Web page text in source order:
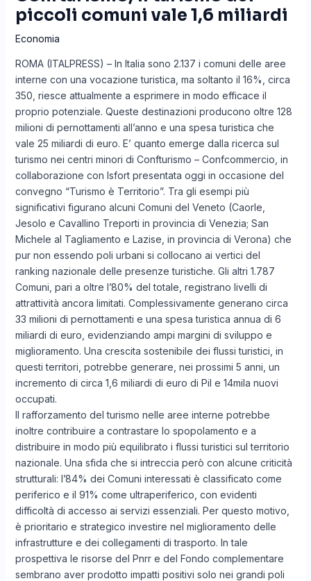
piccoli comuni vale 1,6 miliardi
Economia
ROMA (ITALPRESS) – In Italia sono 2.137 i comuni delle aree
interne con una vocazione turistica, ma soltanto il 16%, circa
350, riesce attualmente a esprimere in modo efficace il
proprio potenziale. Queste destinazioni producono oltre 128
milioni di pernottamenti all’anno e una spesa turistica che
vale 25 miliardi di euro. E’ quanto emerge dalla ricerca sul
turismo nei centri minori di Confturismo – Confcommercio, in
collaborazione con Isfort presentata oggi in occasione del
convegno “Turismo è Territorio”. Tra gli esempi più
significativi figurano alcuni Comuni del Veneto (Caorle,
Jesolo e Cavallino Treporti in provincia di Venezia; San
Michele al Tagliamento e Lazise, in provincia di Verona) che
pur non essendo poli urbani si collocano ai vertici del
ranking nazionale delle presenze turistiche. Gli altri 1.787
Comuni, pari a oltre l’80% del totale, registrano livelli di
attrattività ancora limitati. Complessivamente generano circa
33 milioni di pernottamenti e una spesa turistica annua di 6
miliardi di euro, evidenziando ampi margini di sviluppo e
miglioramento. Una crescita sostenibile dei flussi turistici, in
questi territori, potrebbe generare, nei prossimi 5 anni, un
incremento di circa 1,6 miliardi di euro di Pil e 14mila nuovi
occupati.
Il rafforzamento del turismo nelle aree interne potrebbe
inoltre contribuire a contrastare lo spopolamento e a
distribuire in modo più equilibrato i flussi turistici sul territorio
nazionale. Una sfida che si intreccia però con alcune criticità
strutturali: l’84% dei Comuni interessati è classificato come
periferico e il 91% come ultraperiferico, con evidenti
difficoltà di accesso ai servizi essenziali. Per questo motivo,
è prioritario e strategico investire nel miglioramento delle
infrastrutture e dei collegamenti di trasporto. In tale
prospettiva le risorse del Pnrr e del Fondo complementare
sembrano aver prodotto impatti positivi solo nei grandi poli